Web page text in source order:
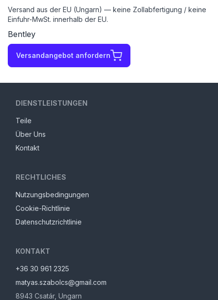
Versand aus der EU (Ungarn) — keine Zollabfertigung / keine
Einfuhr-MwSt. innerhalb der EU.
Bentley
Versandangebot anfordern
DIENSTLEISTUNGEN
Teile
Über Uns
Kontakt
RECHTLICHES
Nutzungsbedingungen
Cookie-Richtlinie
Datenschutzrichtlinie
KONTAKT
+36 30 961 2325
matyas.szabolcs@gmail.com
8943 Csatár, Ungarn